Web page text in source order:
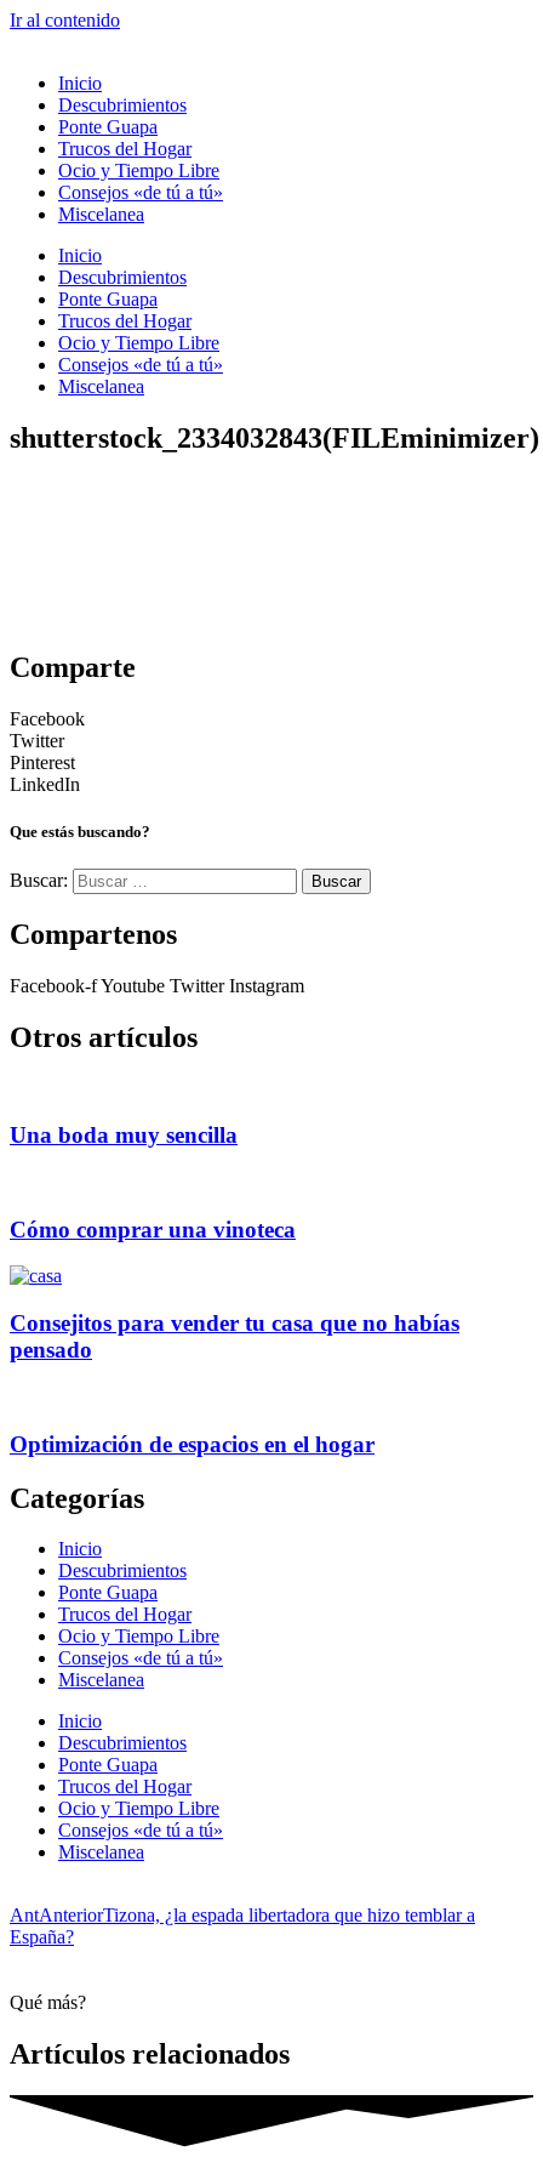
Ir al contenido
Inicio
Descubrimientos
Ponte Guapa
Trucos del Hogar
Ocio y Tiempo Libre
Consejos «de tú a tú»
Miscelanea
Inicio
Descubrimientos
Ponte Guapa
Trucos del Hogar
Ocio y Tiempo Libre
Consejos «de tú a tú»
Miscelanea
shutterstock_2334032843(FILEminimizer)
Comparte
Facebook
Twitter
Pinterest
LinkedIn
Que estás buscando?
Buscar:
Compartenos
Facebook-fYoutube Twitter Instagram
Otros artículos
Una boda muy sencilla
Cómo comprar una vinoteca
Consejitos para vender tu casa que no habías
pensado
Optimización de espacios en el hogar
Categorías
Inicio
Descubrimientos
Ponte Guapa
Trucos del Hogar
Ocio y Tiempo Libre
Consejos «de tú a tú»
Miscelanea
Inicio
Descubrimientos
Ponte Guapa
Trucos del Hogar
Ocio y Tiempo Libre
Consejos «de tú a tú»
Miscelanea
AntAnteriorTizona, ¿la espada libertadora que hizo temblar a
España?
Qué más?
Artículos relacionados